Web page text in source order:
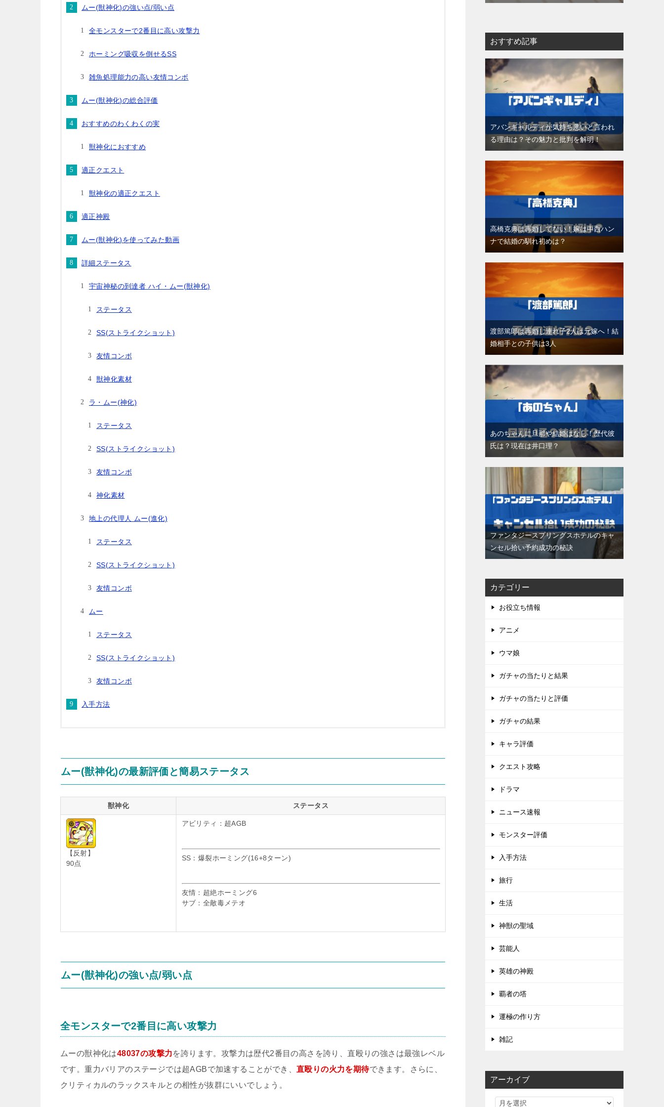
ムー(獣神化)の強い点/弱い点
全モンスターで2番目に高い攻撃力
ホーミング吸収を倒せるSS
雑魚処理能力の高い友情コンボ
ムー(獣神化)の総合評価
おすすめのわくわくの実
獣神化におすすめ
適正クエスト
獣神化の適正クエスト
適正神殿
ムー(獣神化)を使ってみた動画
詳細ステータス
宇宙神秘の到達者 ハイ・ムー(獣神化)
ステータス
SS(ストライクショット)
友情コンボ
獣神化素材
ラ・ムー(神化)
ステータス
SS(ストライクショット)
友情コンボ
神化素材
地上の代理人 ムー(進化)
ステータス
SS(ストライクショット)
友情コンボ
ムー
ステータス
SS(ストライクショット)
友情コンボ
入手方法
ムー(獣神化)の最新評価と簡易ステータス
獣神化 ステータス
【反射】
90点
アビリティ：超AGB
SS：爆裂ホーミング(16+8ターン)
友情：超絶ホーミング6
サブ：全敵毒メテオ
ムー(獣神化)の強い点/弱い点
全モンスターで2番目に高い攻撃力
ムーの獣神化は48037の攻撃力を誇ります。攻撃力は歴代2番目の高さを誇り、直殴りの強さは最強レベル
です。重力バリアのステージでは超AGBで加速することができ、 直殴りの火力を期待できます。さらに、
クリティカルのラックスキルとの相性が抜群にいいでしょう。
おすすめ記事
アバンギャルディが気持ち悪いと言われ
る理由は？その魅力と批判を解明！
高橋克典は再婚してない！嫁は中西ハン
ナで結婚の馴れ初めは？
渡部篤郎は再婚し連れ子2人は元嫁へ！結
婚相手との子供は3人
あのちゃんに旦那や結婚はなし！歴代彼
氏は？現在は井口理？
ファンタジースプリングスホテルのキャ
ンセル拾い予約成功の秘訣
カテゴリー
お役立ち情報
アニメ
ウマ娘
ガチャの当たりと結果
ガチャの当たりと評価
ガチャの結果
キャラ評価
クエスト攻略
ドラマ
ニュース速報
モンスター評価
入手方法
旅行
生活
神獣の聖域
芸能人
英雄の神殿
覇者の塔
運極の作り方
雑記
アーカイブ